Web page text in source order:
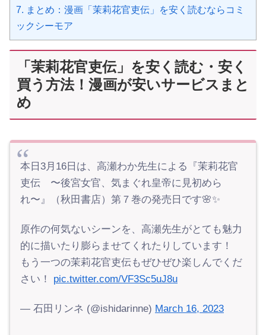
7. まとめ：漫画「茉莉花官吏伝」を安く読むならコミ
ックシーモア
「茉莉花官吏伝」を安く読む・安く
買う方法！漫画が安いサービスまと
め
本日3月16日は、高瀬わか先生による『茉莉花官
吏伝 〜後宮女官、気まぐれ皇帝に見初めら
れ〜』（秋田書店）第７巻の発売日です🌸✨
原作の何気ないシーンを、高瀬先生がとても魅力
的に描いたり膨らませてくれたりしています！
もう一つの茉莉花官吏伝もぜひぜひ楽しんでくだ
さい！ pic.twitter.com/VF3Sc5uJ8u
— 石田リンネ (@ishidarinne) March 16, 2023